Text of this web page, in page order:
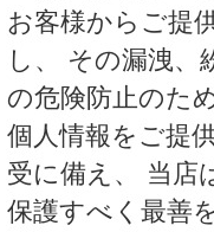
お客様からご提
し、 その漏洩、
の危険防止のた
個人情報をご提
受に備え、 当店
保護すべく最善